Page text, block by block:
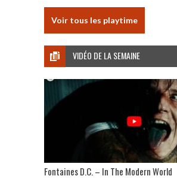
Voir tous les playtime
VIDÉO DE LA SEMAINE
Fontaines D.C. – In The Modern World